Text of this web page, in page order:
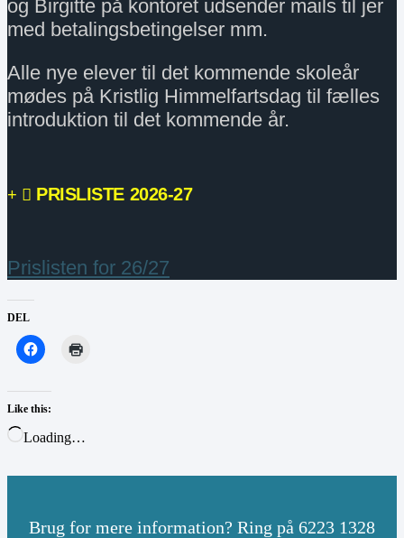
og Birgitte på kontoret udsender mails til jer
med betalingsbetingelser mm.
Alle nye elever til det kommende skoleår
mødes på Kristlig Himmelfartsdag til fælles
introduktion til det kommende år.
PRISLISTE 2026-27
Prislisten for 26/27
DEL
Like this:
Loading…
Brug for mere information? Ring på 6223 1328